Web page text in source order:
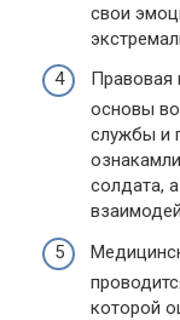
свои
Правовая
основы
службы и
солдата,
которой